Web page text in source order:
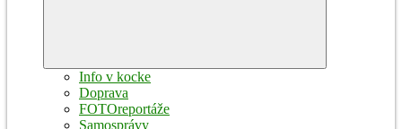
Info v kocke
Doprava
FOTOreportáže
Samosprávy